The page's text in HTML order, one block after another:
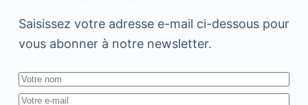
Saisissez votre adresse e-mail ci-dessous pour
vous abonner à notre newsletter.